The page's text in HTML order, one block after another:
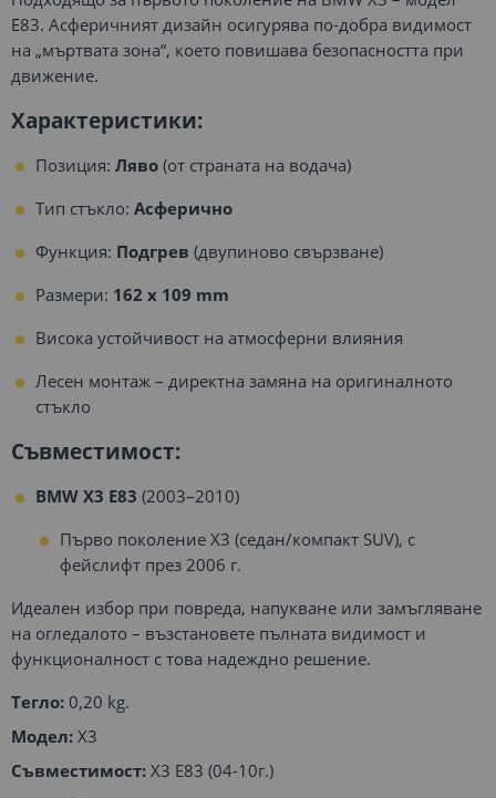
E83. Асферичният дизайн осигурява по-добра видимост
на „мъртвата зона“, което повишава безопасността при
движение.
Характеристики:
Позиция: Ляво (от страната на водача)
Тип стъкло: Асферично
Функция: Подгрев (двупиново свързване)
Размери: 162 x 109 mm
Висока устойчивост на атмосферни влияния
Лесен монтаж – директна замяна на оригиналното
стъкло
Съвместимост:
BMW X3 E83 (2003–2010)
Първо поколение X3 (седан/компакт SUV), с
фейслифт през 2006 г.
Идеален избор при повреда, напукване или замъгляване
на огледалото – възстановете пълната видимост и
функционалност с това надеждно решение.
Тегло: 0,20 kg.
Модел: X3
Съвместимост: X3 E83 (04-10г.)